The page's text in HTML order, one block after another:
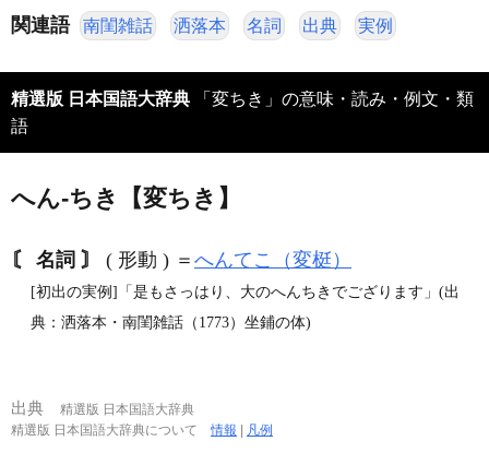
関連語 南閨雑話 洒落本 名詞 出典 実例
精選版 日本国語大辞典
語
へん‐ちき【変ちき】
〘 名詞 〙 ( 形動 ) ＝ へんてこ（変梃）
[初出の実例]「是もさっはり、大のへんちきでござります」(出
典：洒落本・南閨雑話（1773）坐鋪の体)
出典
精選版 日本国語大辞典
精選版 日本国語大辞典について情報 凡例